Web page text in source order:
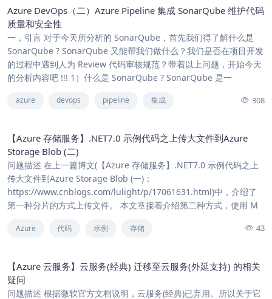
Azure DevOps（二）Azure Pipeline 集成 SonarQube 维护代码
质量和安全性
一，引言 对于今天所分析的 SonarQube，首先我们得了解什么是
SonarQube ? SonarQube 又能帮我们做什么？我们是否在项目开发
的过程中遇到人为 Review 代码审核规范？带着以上问题，开始今天
的分析内容吧 !!! 1）什么是 SonarQube ? SonarQube 是一
azure devops pipeline 集成 308
【Azure 存储服务】.NET7.0 示例代码之上传大文件到Azure
Storage Blob (二)
问题描述 在上一篇博文(【Azure 存储服务】.NET7.0 示例代码之上
传大文件到Azure Storage Blob (一)：
https://www.cnblogs.com/lulight/p/17061631.html)中，介绍了
第一种分片的方式上传文件。 本文章接着介绍第二种方式，使用 M
Azure 代码 示例 存储 43
【Azure 云服务】云服务(经典) 迁移至云服务(外延支持) 的相关
疑问
问题描述 根据微软官方文档说明，云服务(经典)已弃用。所以关于它